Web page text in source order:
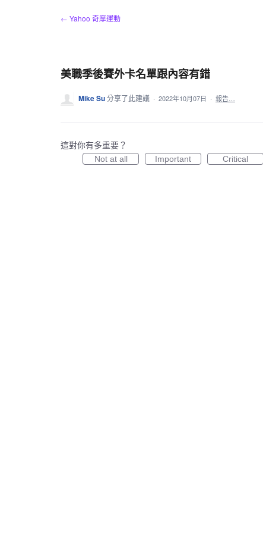
← Yahoo 奇摩運動
美職季後賽外卡名單跟內容有錯
Mike Su分享了此建議 · 2022年10月07日 · 報告…
這對你有多重要？
Not at all Important Critical